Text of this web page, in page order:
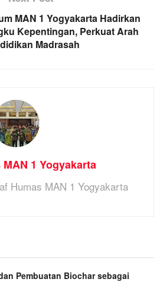
MAN 1 Yogyakarta Hadirkan
Kepentingan, Perkuat Arah
Madrasah
MAN 1 Yogyakarta
Humas MAN 1 Yogyakarta
Pembuatan Biochar sebagai